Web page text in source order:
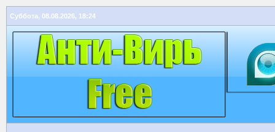
Суббота, 08.08.2026, 18:24